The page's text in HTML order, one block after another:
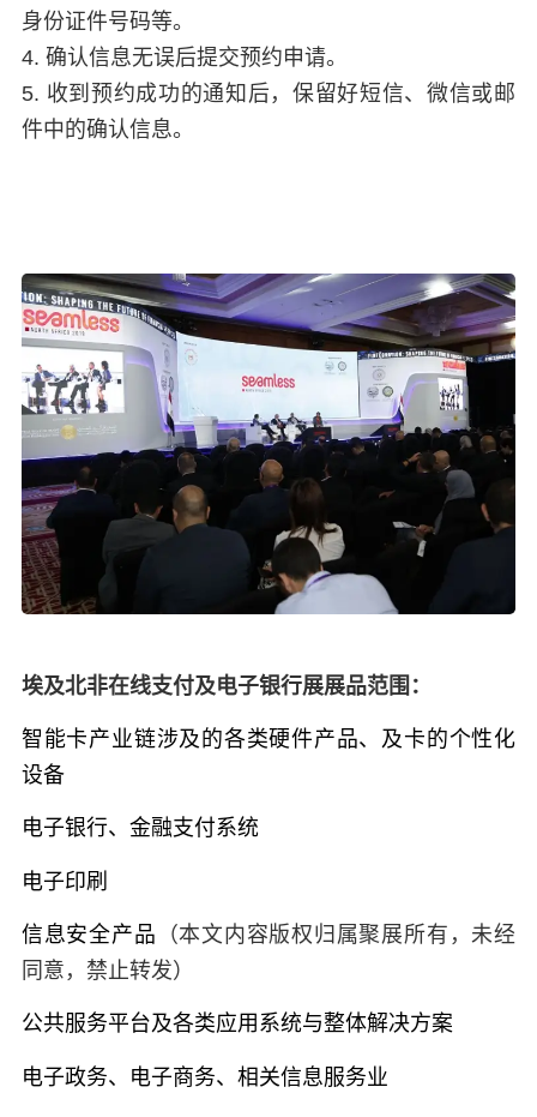
身份证件号码等。
4. 确认信息无误后提交预约申请。
5. 收到预约成功的通知后，保留好短信、微信或邮
件中的确认信息。
埃及北非在线支付及电子银行展展品范围：
智能卡产业链涉及的各类硬件产品、及卡的个性化
设备
电子银行、金融支付系统
电子印刷
信息安全产品 （本文内容版权归属聚展所有，未经
同意，禁止转发）
公共服务平台及各类应用系统与整体解决方案
电子政务、电子商务、相关信息服务业